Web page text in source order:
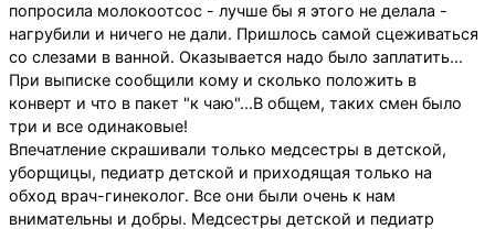
попросила молокоотсос - лучше бы я этого не делала -
нагрубили и ничего не дали. Пришлось самой сцеживаться
со слезами в ванной. Оказывается надо было заплатить...
При выписке сообщили кому и сколько положить в
конверт и что в пакет "к чаю"...В общем, таких смен было
три и все одинаковые!
Впечатление скрашивали только медсестры в детской,
уборщицы, педиатр детской и приходящая только на
обход врач-гинеколог. Все они были очень к нам
внимательны и добры. Медсестры детской и педиатр